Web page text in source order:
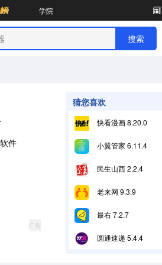
学院
）有限公司
件
广告
猜您喜欢
快看漫画 8.20.0
小翼管家 6.11.4
民生山西 2.2.4
老来网 9.3.9
最右 7.2.7
圆通速递 5.4.4